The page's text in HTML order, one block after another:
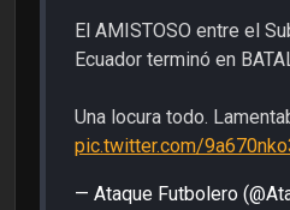
El AMISTOSO entre el
Ecuador terminó en
Una locura todo.
pic.twitter.com/
— Ataque Futbolero